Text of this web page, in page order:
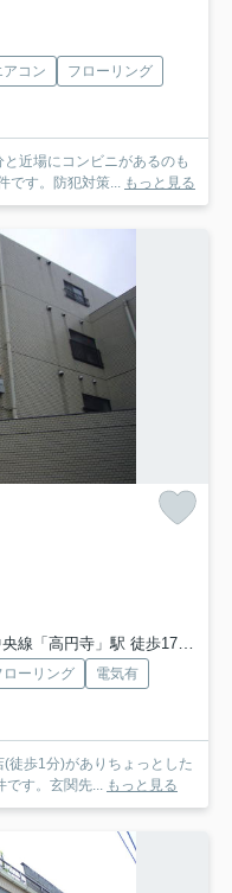
アコン
フローリング
近場にコンビニがあるのも
です。防犯対策...
もっと見る
線「高円寺」駅 徒歩17分
ローリング
電気有
徒歩1分)がありちょっとした
す。玄関先...
もっと見る